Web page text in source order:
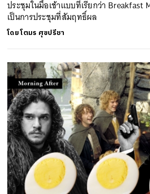
ประชุมในมื้อเช้าแบบที่เรียกว่า Breakfast
เป็นการประชุมที่สัมฤทธิ์ผล
โดยโตมร ศุขปรีชา